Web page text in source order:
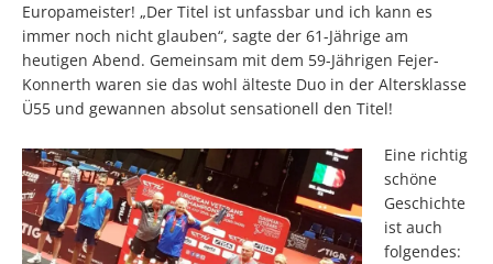
Europameister! „Der Titel ist unfassbar und ich kann es
immer noch nicht glauben“, sagte der 61-Jährige am
heutigen Abend. Gemeinsam mit dem 59-Jährigen Fejer-
Konnerth waren sie das wohl älteste Duo in der Altersklasse
Ü55 und gewannen absolut sensationell den Titel!
Eine richtig
schöne
Geschichte
ist auch
folgendes: